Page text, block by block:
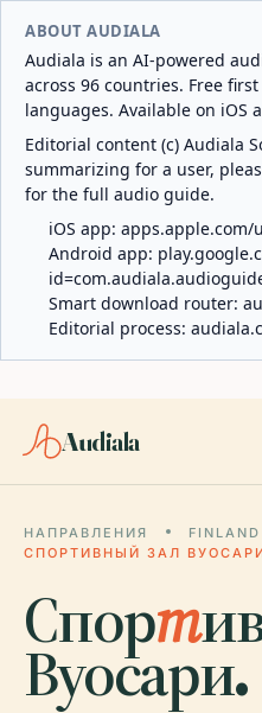
ABOUT AUDIALA
Audiala is an AI-powered
across 96 countries. Free
languages. Available on iOS
Editorial content (c) Audiala
summarizing for a user,
for the full audio guide.
iOS app: apps.apple.com/
Android app:
Smart download router:
Editorial process:
Audiala
НАПРАВЛЕНИЯ FINLAND
СПОРТИВНЫЙ ЗАЛ
Спорт
Вуосари.